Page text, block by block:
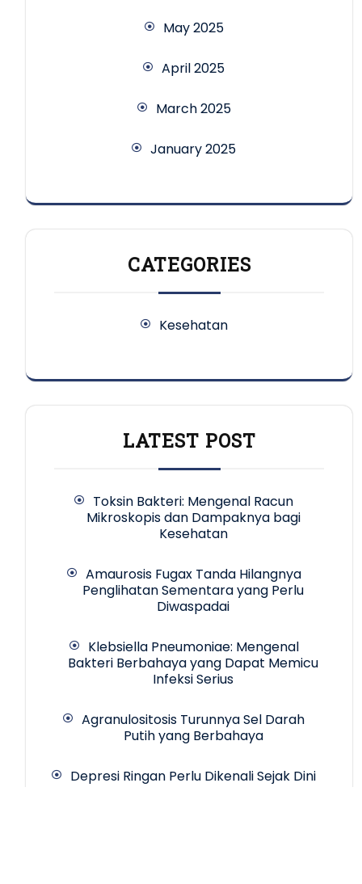
May 2025
April 2025
March 2025
January 2025
CATEGORIES
Kesehatan
LATEST POST
Toksin Bakteri: Mengenal Racun
Mikroskopis dan Dampaknya bagi
Kesehatan
Amaurosis Fugax Tanda Hilangnya
Penglihatan Sementara yang Perlu
Diwaspadai
Klebsiella Pneumoniae: Mengenal
Bakteri Berbahaya yang Dapat Memicu
Infeksi Serius
Agranulositosis Turunnya Sel Darah
Putih yang Berbahaya
Depresi Ringan Perlu Dikenali Sejak Dini